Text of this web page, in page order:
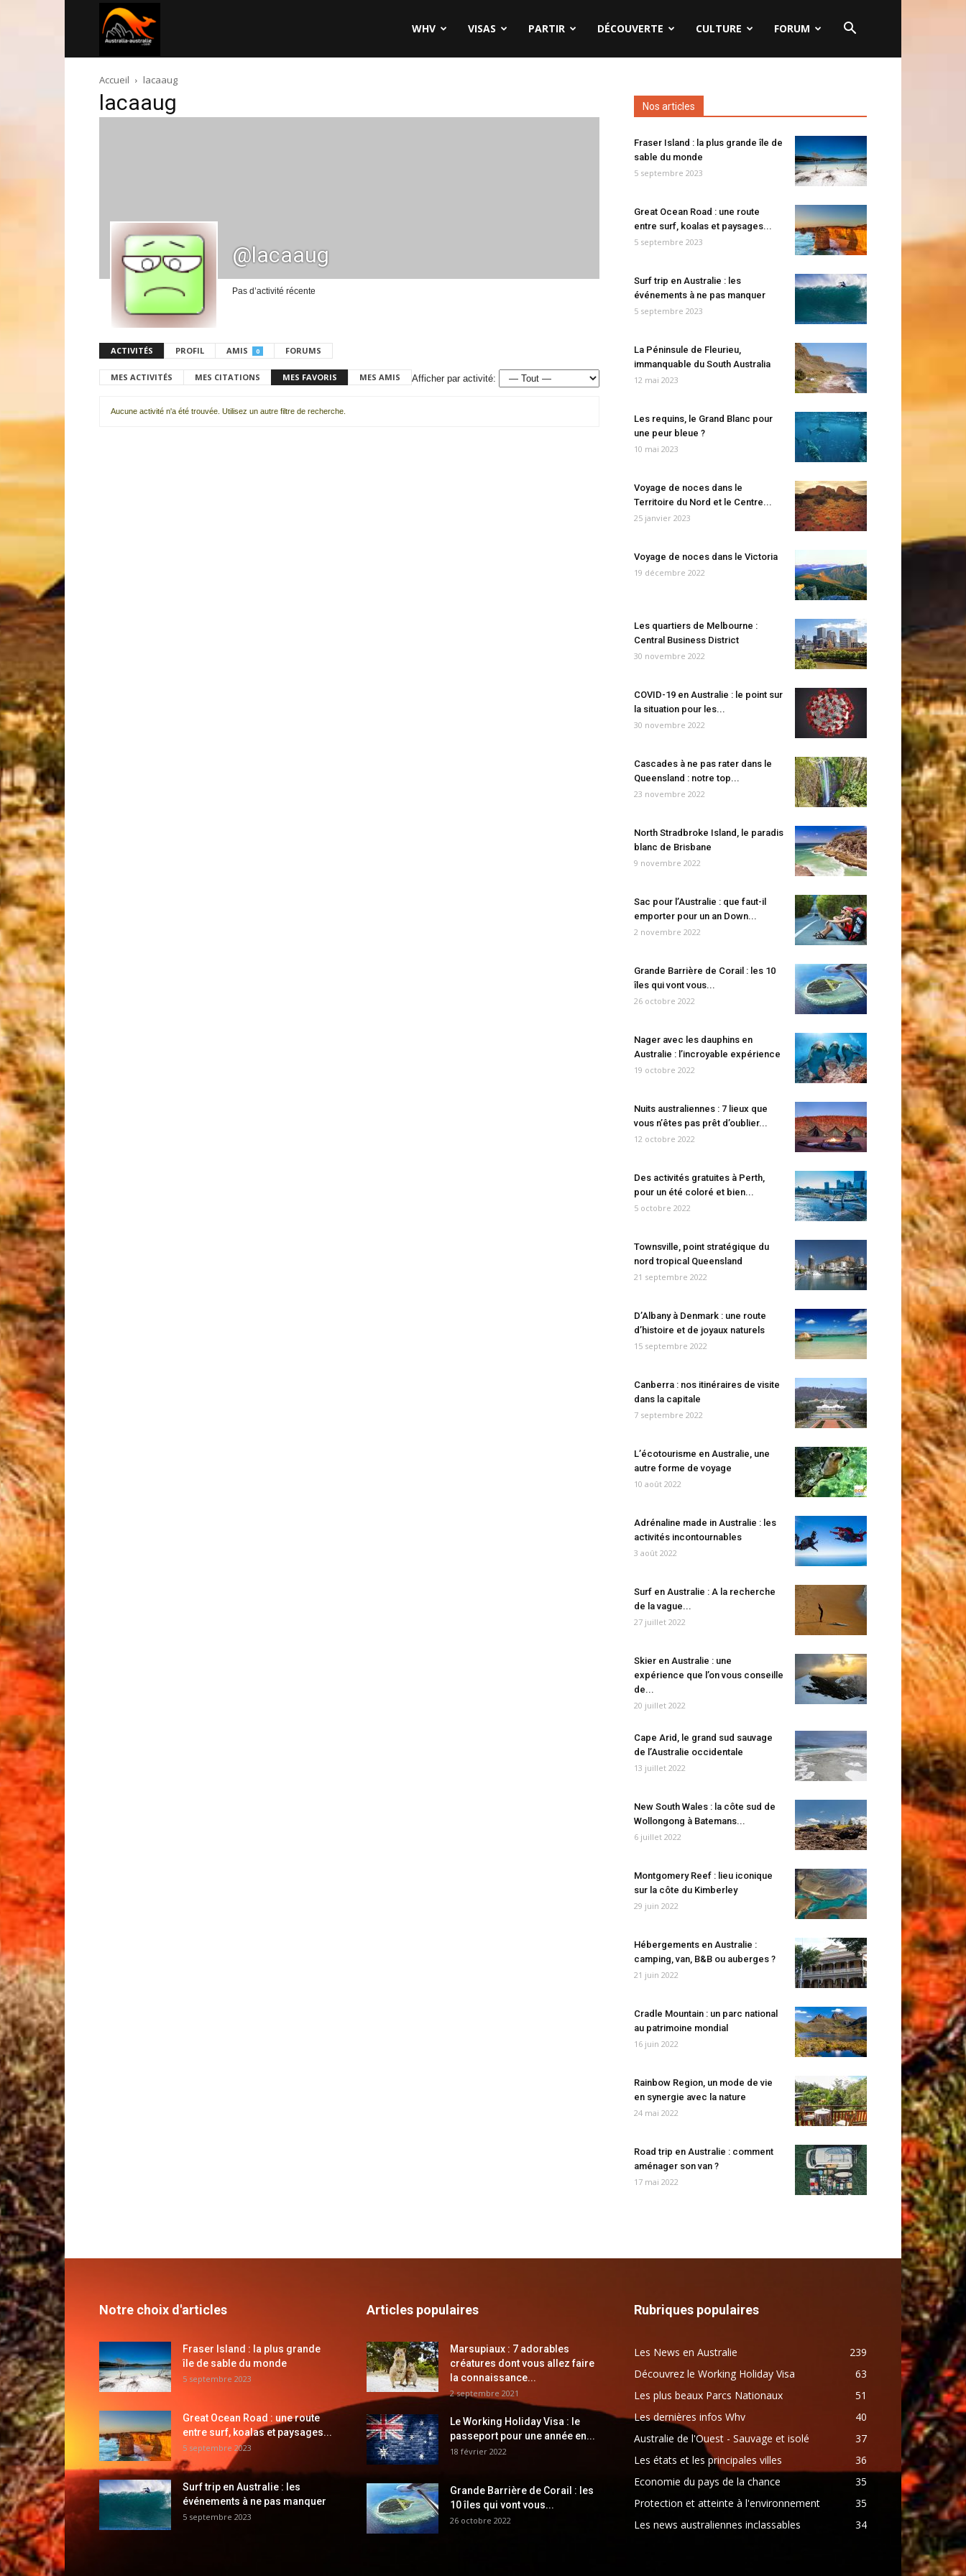
australie.com
WHV VISAS PARTIR DÉCOUVERTE CULTURE FORUM
Accueil lacaaug
lacaaug
@lacaaug
Pas d’activité récente
ACTIVITÉS PROFIL AMIS 0 FORUMS
MES ACTIVITÉS MES CITATIONS MES FAVORIS MES AMIS Afficher par activité:
Aucune activité n'a été trouvée. Utilisez un autre filtre de recherche.
Nos articles
Fraser Island : la plus grande île de
sable du monde
5 septembre 2023
Great Ocean Road : une route
entre surf, koalas et paysages...
5 septembre 2023
Surf trip en Australie : les
événements à ne pas manquer
5 septembre 2023
La Péninsule de Fleurieu,
immanquable du South Australia
12 mai 2023
Les requins, le Grand Blanc pour
une peur bleue ?
10 mai 2023
Voyage de noces dans le
Territoire du Nord et le Centre...
25 janvier 2023
Voyage de noces dans le Victoria
19 décembre 2022
Les quartiers de Melbourne :
Central Business District
30 novembre 2022
COVID-19 en Australie : le point sur
la situation pour les...
30 novembre 2022
Cascades à ne pas rater dans le
Queensland : notre top...
23 novembre 2022
North Stradbroke Island, le paradis
blanc de Brisbane
9 novembre 2022
Sac pour l’Australie : que faut-il
emporter pour un an Down...
2 novembre 2022
Grande Barrière de Corail : les 10
îles qui vont vous...
26 octobre 2022
Nager avec les dauphins en
Australie : l’incroyable expérience
19 octobre 2022
Nuits australiennes : 7 lieux que
vous n’êtes pas prêt d’oublier...
12 octobre 2022
Des activités gratuites à Perth,
pour un été coloré et bien...
5 octobre 2022
Townsville, point stratégique du
nord tropical Queensland
21 septembre 2022
D’Albany à Denmark : une route
d’histoire et de joyaux naturels
15 septembre 2022
Canberra : nos itinéraires de visite
dans la capitale
7 septembre 2022
L’écotourisme en Australie, une
autre forme de voyage
10 août 2022
Adrénaline made in Australie : les
activités incontournables
3 août 2022
Surf en Australie : A la recherche
de la vague...
27 juillet 2022
Skier en Australie : une
expérience que l’on vous conseille
de...
20 juillet 2022
Cape Arid, le grand sud sauvage
de l’Australie occidentale
13 juillet 2022
New South Wales : la côte sud de
Wollongong à Batemans...
6 juillet 2022
Montgomery Reef : lieu iconique
sur la côte du Kimberley
29 juin 2022
Hébergements en Australie :
camping, van, B&B ou auberges ?
21 juin 2022
Cradle Mountain : un parc national
au patrimoine mondial
16 juin 2022
Rainbow Region, un mode de vie
en synergie avec la nature
24 mai 2022
Road trip en Australie : comment
aménager son van ?
17 mai 2022
Notre choix d'articles
Fraser Island : la plus grande
île de sable du monde
5 septembre 2023
Great Ocean Road : une route
entre surf, koalas et paysages...
5 septembre 2023
Surf trip en Australie : les
événements à ne pas manquer
5 septembre 2023
Articles populaires
Marsupiaux : 7 adorables
créatures dont vous allez faire
la connaissance...
2 septembre 2021
Le Working Holiday Visa : le
passeport pour une année en...
18 février 2022
Grande Barrière de Corail : les
10 îles qui vont vous...
26 octobre 2022
Rubriques populaires
Les News en Australie
239
Découvrez le Working Holiday Visa
63
Les plus beaux Parcs Nationaux
51
Les dernières infos Whv
40
Australie de l'Ouest - Sauvage et isolé
37
Les états et les principales villes
36
Economie du pays de la chance
35
Protection et atteinte à l'environnement
35
Les news australiennes inclassables
34